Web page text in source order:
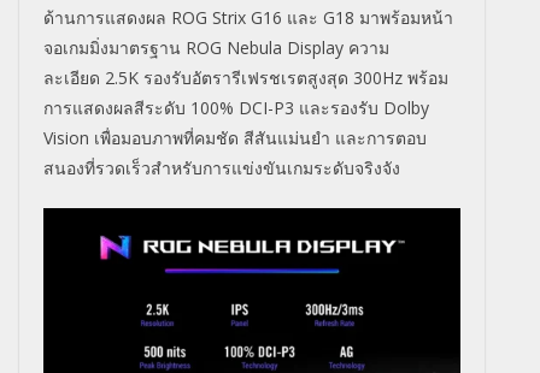
ด้านการแสดงผล ROG Strix G16 และ G18 มาพร้อมหน้า
จอเกมมิ่งมาตรฐาน ROG Nebula Display ความ
ละเอียด 2.5K รองรับอัตรารีเฟรชเรตสูงสุด 300Hz พร้อม
การแสดงผลสีระดับ 100% DCI-P3 และรองรับ Dolby
Vision เพื่อมอบภาพที่คมชัด สีสันแม่นยำ และการตอบ
สนองที่รวดเร็วสำหรับการแข่งขันเกมระดับจริงจัง